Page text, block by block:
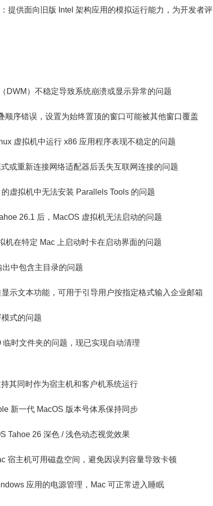
提供面向旧版 Intel 架构应用的模拟运行能力，为开发者评
DWM）不稳定导致系统崩溃或显示异常的问题
顺序错误，设置为始终置顶的窗口可能被其他窗口覆盖
虚拟机中运行 x86 应用程序表现不稳定的问题
或重新连接网络适配器后丢失互联网连接的问题
虚拟机中无法安装 Parallels Tools 的问题
26.1 后，MacOS 虚拟机无法启动的问题
机在特定 Mac 上启动时卡在启动界面的问题
中包含主目录的问题
示文本功能，可用于引导用户按指定格式输入企业邮箱
式的问题
时文件夹的问题，现已实现自动清理
其同时作为宿主机和客户机系统运行
新一代 MacOS 版本号体系保持同步
Tahoe 26 深色 / 浅色动态视觉效果
宿主机可用磁盘空间，避免因误判容量导致卡顿
应用的电源管理，Mac 可正常进入睡眠